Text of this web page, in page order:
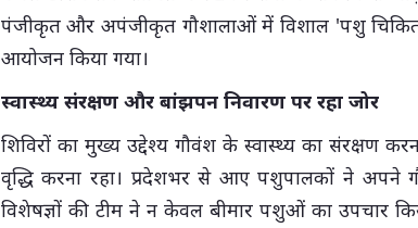
पंजीकृत और अपंजीकृत गौशालाओं में विशाल 'पशु
आयोजन किया गया।
स्वास्थ्य संरक्षण और बांझपन निवारण पर रहा जोर
शिविरों का मुख्य उद्देश्य गौवंश के स्वास्थ्य का संरक्षण
वृद्धि करना रहा। प्रदेशभर से आए पशुपालकों ने अपने
विशेषज्ञों की टीम ने न केवल बीमार पशुओं का उपचार